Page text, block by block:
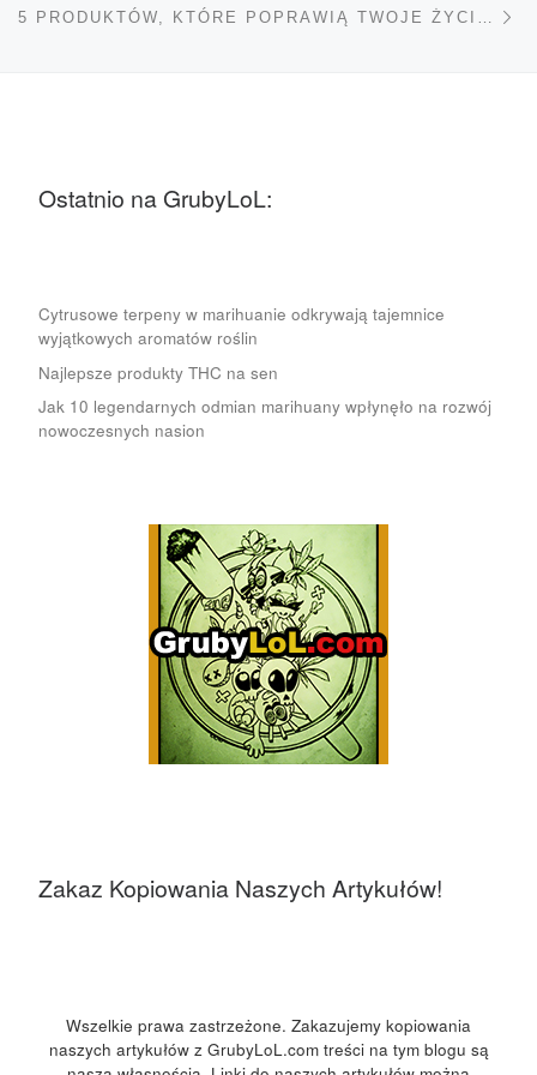
Ostatnio na GrubyLoL:
Cytrusowe terpeny w marihuanie odkrywają tajemnice
wyjątkowych aromatów roślin
Najlepsze produkty THC na sen
Jak 10 legendarnych odmian marihuany wpłynęło na rozwój
nowoczesnych nasion
Zakaz Kopiowania Naszych Artykułów!
Wszelkie prawa zastrzeżone. Zakazujemy kopiowania
naszych artykułów z GrubyLoL.com treści na tym blogu są